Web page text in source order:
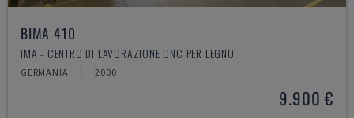
BIMA 410
IMA - CENTRO DI LAVORAZIONE CNC PER LEGNO
GERMANIA 2000
9.900 €